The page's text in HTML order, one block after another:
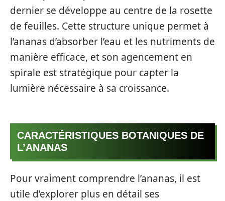
dernier se développe au centre de la rosette
de feuilles. Cette structure unique permet à
l’ananas d’absorber l’eau et les nutriments de
manière efficace, et son agencement en
spirale est stratégique pour capter la
lumière nécessaire à sa croissance.
CARACTÉRISTIQUES BOTANIQUES DE
L’ANANAS
Pour vraiment comprendre l’ananas, il est
utile d’explorer plus en détail ses